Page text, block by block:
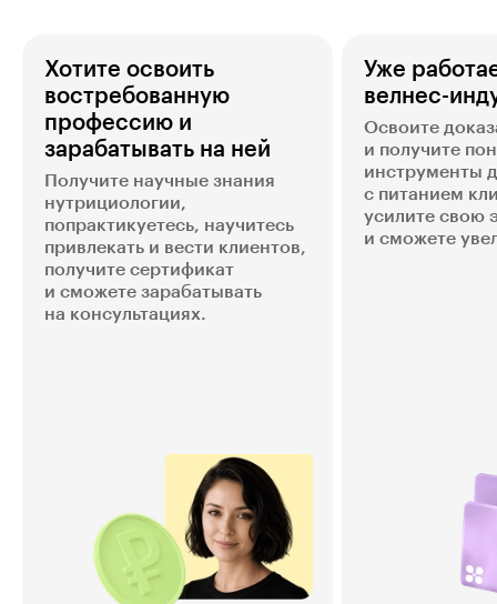
Хотите освоить
востребованную
профессию и
зарабатывать на ней
Получите научные знания
нутрициологии,
попрактикуетесь, научитесь
привлекать и вести клиентов,
получите сертификат
и сможете зарабатывать
на консультациях.
Уже
велнес-
Освоите
и получите
инструменты
с питанием
усилите свою
и сможете